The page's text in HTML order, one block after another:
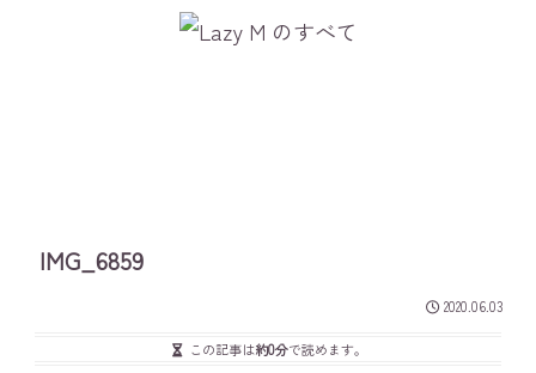
IMG_6859
2020.06.03
この記事は約0分で読めます。